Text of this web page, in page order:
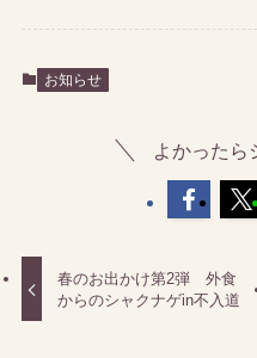
お知らせ
よかったら
春のお出かけ第2弾 外食
からのシャクナゲin不入道